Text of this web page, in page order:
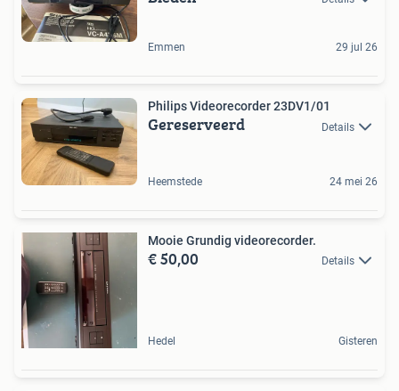
Emmen 29 jul 26
Philips Videorecorder 23DV1/01
Gereserveerd Details
Heemstede 24 mei 26
Mooie Grundig videorecorder.
€ 50,00 Details
Hedel Gisteren